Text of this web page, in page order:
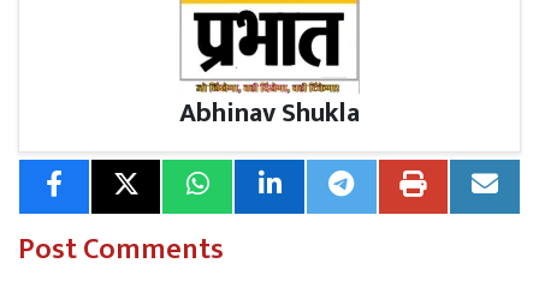
Abhinav Shukla
Post Comments